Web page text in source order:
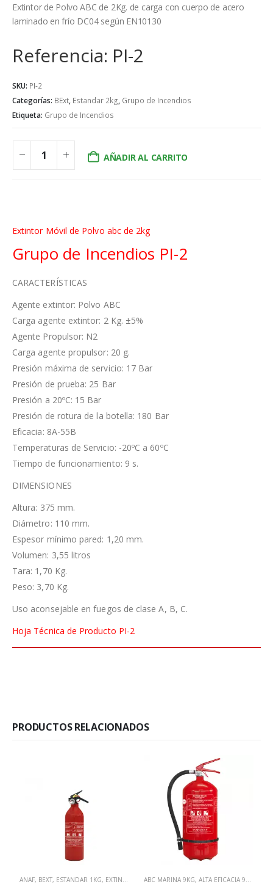
Extintor de Polvo ABC de 2Kg. de carga con cuerpo de acero
laminado en frío DC04 según EN10130
Referencia: PI-2
SKU: PI-2
Categorías: BExt, Estandar 2kg, Grupo de Incendios
Etiqueta: Grupo de Incendios
AÑADIR AL CARRITO
Extintor Móvil de Polvo abc de 2kg
Grupo de Incendios PI-2
CARACTERÍSTICAS
Agente extintor: Polvo ABC
Carga agente extintor: 2 Kg. ±5%
Agente Propulsor: N2
Carga agente propulsor: 20 g.
Presión máxima de servicio: 17 Bar
Presión de prueba: 25 Bar
Presión a 20ºC: 15 Bar
Presión de rotura de la botella: 180 Bar
Eficacia: 8A-55B
Temperaturas de Servicio: -20ºC a 60ºC
Tiempo de funcionamiento: 9 s.
DIMENSIONES
Altura: 375 mm.
Diámetro: 110 mm.
Espesor mínimo pared: 1,20 mm.
Volumen: 3,55 litros
Tara: 1,70 Kg.
Peso: 3,70 Kg.
Uso aconsejable en fuegos de clase A, B, C.
Hoja Técnica de Producto PI-2
PRODUCTOS RELACIONADOS
ANAF, BEXT, ESTANDAR 1KG, EXTINTORES CON CERTIFICACIÓN MARINA MED ABC MARINA 9KG, ALTA EFICACIA 9KG